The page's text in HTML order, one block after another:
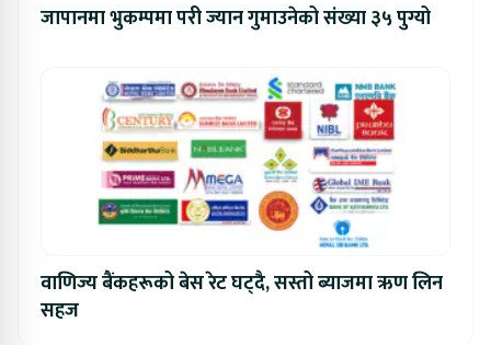
जापानमा भुकम्पमा परी ज्यान गुमाउनेको संख्या ३५ पुग्यो
वाणिज्य बैंकहरूको बेस रेट घट्दै, सस्तो ब्याजमा ऋण लिन
सहज